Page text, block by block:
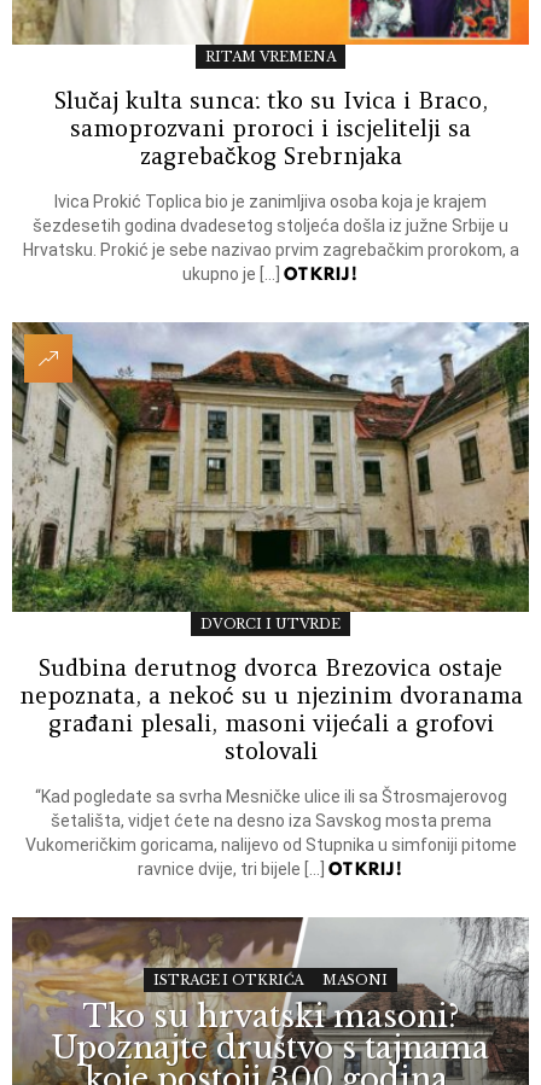
RITAM VREMENA
Slučaj kulta sunca: tko su Ivica i Braco,
samoprozvani proroci i iscjelitelji sa
zagrebačkog Srebrnjaka
Ivica Prokić Toplica bio je zanimljiva osoba koja je krajem
šezdesetih godina dvadesetog stoljeća došla iz južne Srbije u
Hrvatsku. Prokić je sebe nazivao prvim zagrebačkim prorokom, a
ukupno je […] OTKRIJ!
DVORCI I UTVRDE
Sudbina derutnog dvorca Brezovica ostaje
nepoznata, a nekoć su u njezinim dvoranama
građani plesali, masoni vijećali a grofovi
stolovali
“Kad pogledate sa svrha Mesničke ulice ili sa Štrosmajerovog
šetališta, vidjet ćete na desno iza Savskog mosta prema
Vukomeričkim goricama, nalijevo od Stupnika u simfoniji pitome
ravnice dvije, tri bijele […] OTKRIJ!
ISTRAGE I OTKRIĆA MASONI
Tko su hrvatski masoni?
Upoznajte društvo s tajnama